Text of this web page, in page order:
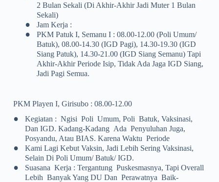
2 Bulan Sekali (di Akhir-Akhir Jadi Muter 1 Bulan
Sekali)
• Jam Kerja :
•
PKM Patuk I, Semanu I : 08.00-12.00 (poli Umum/
Batuk), 08.00-14.30 (IGD Pagi), 14.30-19.30 (IGD
Siang Patuk), 14.30-21.00 (IGD Siang Semanu) Tapi
Akhir-Akhir Periode Isip, Tidak Ada Jaga IGD Siang,
Jadi Pagi Semua.
PKM Playen I, Girisubo : 08.00-12.00
•
Kegiatan : Ngisi Poli Umum, Poli Batuk, Vaksinasi,
Dan IGD. Kadang-Kadang Ada Penyuluhan Juga,
Posyandu, Atau BIAS. Karena Waktu Periode
•
Kami Lagi Kebut Vaksin, Jadi Lebih Sering Vaksinasi,
Selain Di Poli Umum/ Batuk/ IGD.
•
Suasana Kerja : Tergantung Puskesmasnya, Tapi Overall
Lebih Banyak Yang DU Dan Perawatnya Baik-